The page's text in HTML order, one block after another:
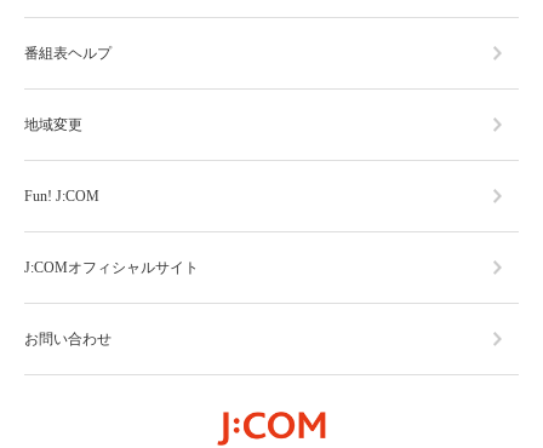
番組表ヘルプ
地域変更
Fun! J:COM
J:COMオフィシャルサイト
お問い合わせ